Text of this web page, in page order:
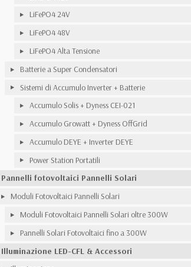
LiFePO4 24V
LiFePO4 48V
LiFePO4 Alta Tensione
Batterie a Super Condensatori
Sistemi di Accumulo Inverter + Batterie
Accumulo Solis + Dyness CEI-021
Accumulo Growatt + Dyness OffGrid
Accumulo DEYE + Inverter DEYE
Power Station Portatili
Pannelli fotovoltaici Pannelli Solari
Moduli Fotovoltaici Pannelli Solari
Moduli Fotovoltaici Pannelli Solari oltre 300W
Pannelli Solari Fotovoltaici fino a 300W
Illuminazione LED-CFL & Accessori